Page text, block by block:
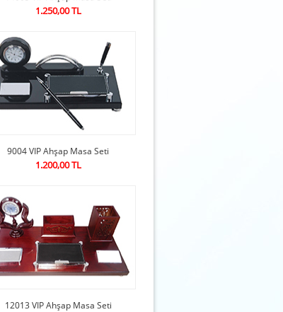
1.250,00 TL
9004 VIP Ahşap Masa Seti
1.200,00 TL
12013 VIP Ahşap Masa Seti